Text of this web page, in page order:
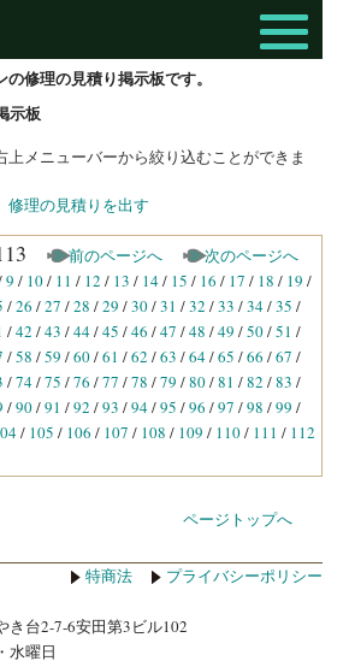
修理の見積り掲示板です。
示板
メニューバーから絞り込むことができま
修理の見積りを出す
前のページへ
次のページへ
9 / 10/ 11 / 12 / 13 / 14/ 15 / 16 / 17 / 18 / 19 /
/26 /27 /28 /29 /30/31 /32 /33 /34/35 /
/42 /43 /44/45 /46 /47 /48 /49 /50/51 /
/58 /59 /60/61 /62 /63 /64/65 /66 /67 /
/74/75 /76 /77 /78 /79 /80/81 /82 /83 /
/90/91 /92 /93 /94/95 /96 /97 /98 /99 /
/ 105 / 106 / 107 / 108 / 109 / 110/ 111 / 112
ページトップへ
プライバシーポリシー
特商法
き台2-7-6安田第3ビル102
水曜日